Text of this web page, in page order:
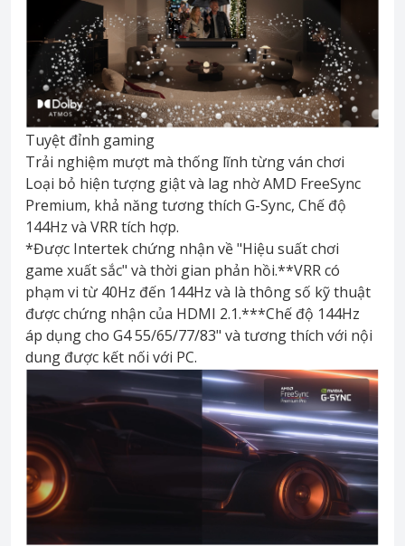
Tuyệt đỉnh gaming
Trải nghiệm mượt mà thống lĩnh từng ván chơi
Loại bỏ hiện tượng giật và lag nhờ AMD FreeSync
Premium, khả năng tương thích G-Sync, Chế độ
144Hz và VRR tích hợp.
*Được Intertek chứng nhận về "Hiệu suất chơi
game xuất sắc" và thời gian phản hồi.**VRR có
phạm vi từ 40Hz đến 144Hz và là thông số kỹ thuật
được chứng nhận của HDMI 2.1.***Chế độ 144Hz
áp dụng cho G4 55/65/77/83" và tương thích với nội
dung được kết nối với PC.